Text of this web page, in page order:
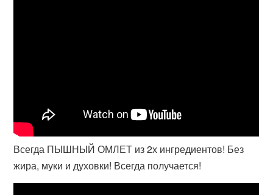
Всегда ПЫШНЫЙ ОМЛЕТ из 2х ингредиентов! Без
жира, муки и духовки! Всегда получается!